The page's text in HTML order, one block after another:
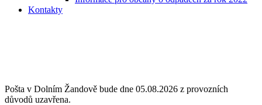
Kontakty
Pošta v Dolním Žandově bude dne 05.08.2026 z provozních
důvodů uzavřena.